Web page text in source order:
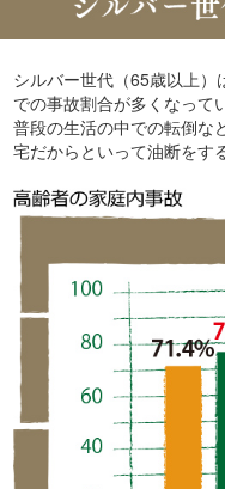
シルバー世代（65歳以上
での事故割合が多くなって
普段の生活の中での転倒な
宅だからといって油断をす